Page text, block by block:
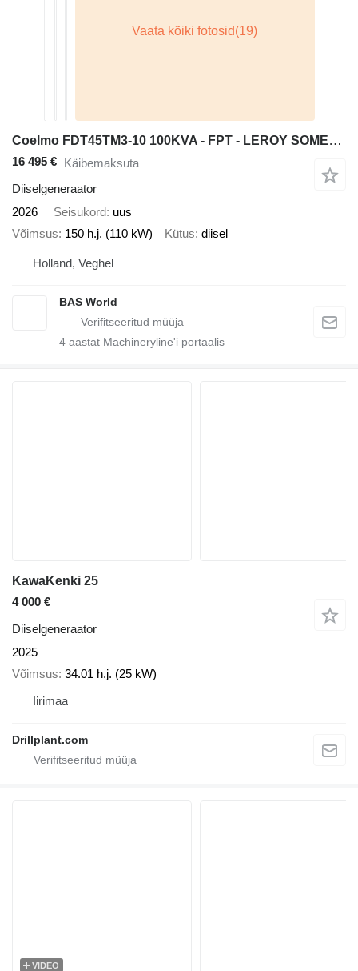
Coelmo FDT45TM3-10 100KVA - FPT - LEROY SOMER - STAGE 0
16 495 € Käibemaksuta
Diiselgeneraator
2026
Seisukord uus
Võimsus 150 h.j. (110 kW) Kütus diisel
Holland, Veghel
BAS World
4 aastat Machineryline'i portaalis
KawaKenki 25
4 000 €
Diiselgeneraator
2025
Võimsus 34.01 h.j. (25 kW)
Iirimaa
Drillplant.com
VIDEO